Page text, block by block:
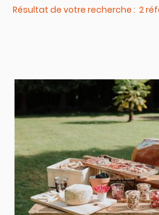
Résultat de votre recherche : 2